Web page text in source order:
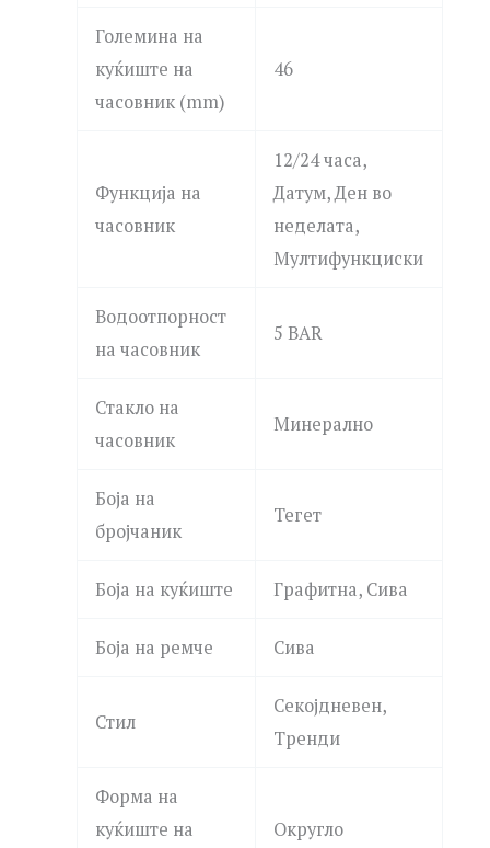
Големина на
куќиште на
часовник (mm)
46
Функција на
часовник
12/24 часа,
Датум, Ден во
неделата,
Мултифункциски
Водоотпорност
на часовник
5 BAR
Стакло на
часовник
Минерално
Боја на
бројчаник
Тегет
Боја на куќиште Графитна, Сива
Боја на ремче Сива
Стил
Секојдневен,
Тренди
Форма на
куќиште на
Округло